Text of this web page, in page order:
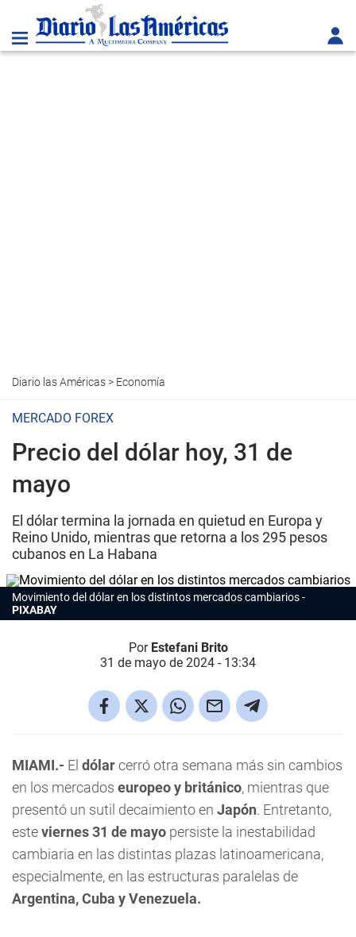
Diario las Américas> Economía
MERCADO FOREX
Precio del dólar hoy, 31 de
mayo
El dólar termina la jornada en quietud en Europa y
Reino Unido, mientras que retorna a los 295 pesos
cubanos en La Habana
Movimiento del dólar en los distintos mercados cambiarios
PIXABAY
Por Estefani Brito
31 de mayo de 2024 - 13:34
MIAMI.- El dólarcerró otra semana más sin cambios
en los mercados europeo y británico, mientras que
presentó un sutil decaimiento en Japón. Entretanto,
esteviernes 31 de mayo persiste la inestabilidad
cambiaria en las distintas plazas latinoamericana,
especialmente, en las estructuras paralelas de
Argentina, Cuba y Venezuela.